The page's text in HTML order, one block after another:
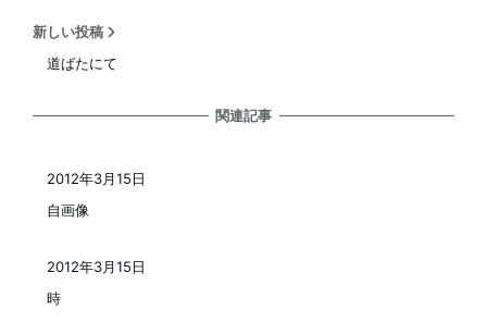
新しい投稿
道ばたにて
関連記事
自画像
2012年3月15日
時
投稿日
2012年3月15日